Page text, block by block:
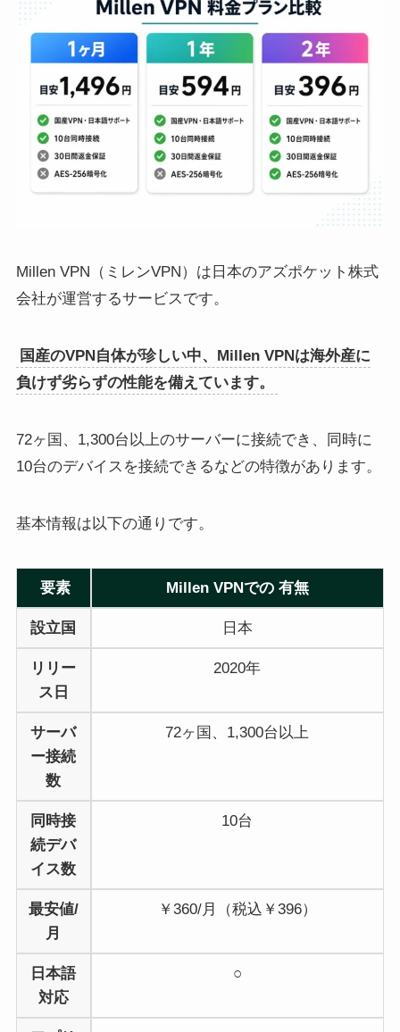
Millen VPN（ミレンVPN）は日本のアズポケット株式
会社が運営するサービスです。
国産のVPN自体が珍しい中、Millen VPNは海外産に
負けず劣らずの性能を備えています。
72ヶ国、1,300台以上のサーバーに接続でき、同時に
10台のデバイスを接続できるなどの特徴があります。
基本情報は以下の通りです。
要素 Millen VPNでの 有無
設立国 日本
リリー
ス日
2020年
サーバ
ー接続
数
72ヶ国、1,300台以上
同時接
続デバ
イス数
10台
最安値/
月
￥360/月（税込￥396）
日本語
対応
○